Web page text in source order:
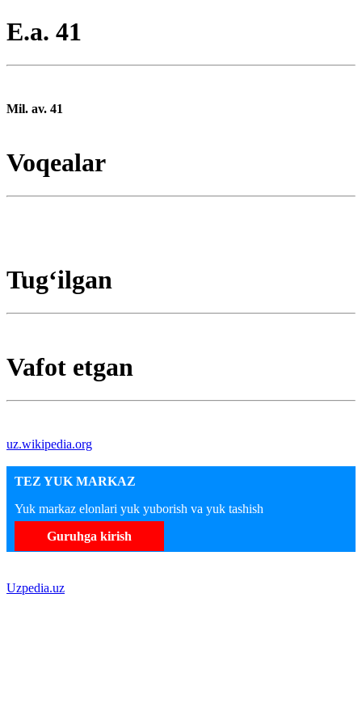
E.a. 41
Mil. av. 41
Voqealar
Tugʻilgan
Vafot etgan
uz.wikipedia.org
TEZ YUK MARKAZ
Yuk markaz elonlari yuk yuborish va yuk tashish
Guruhga kirish
Uzpedia.uz